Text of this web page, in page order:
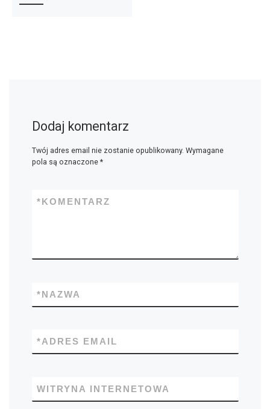
Dodaj komentarz
Twój adres email nie zostanie opublikowany. Wymagane
pola są oznaczone *
KOMENTARZ
*
NAZWA
*
ADRES EMAIL
*
WITRYNA INTERNETOWA